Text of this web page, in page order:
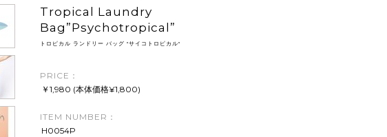
Tropical Laundry
Bag”Psychotropical”
トロピカル ランドリー バッグ "サイコトロピカル"
PRICE：
￥1,980 (本体価格¥1,800)
ITEM NUMBER：
H0054P